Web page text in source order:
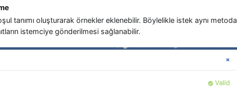
tanımı oluşturarak örnekler eklenebilir. Böylelikle istek aynı metoda
istemciye gönderilmesi sağlanabilir.